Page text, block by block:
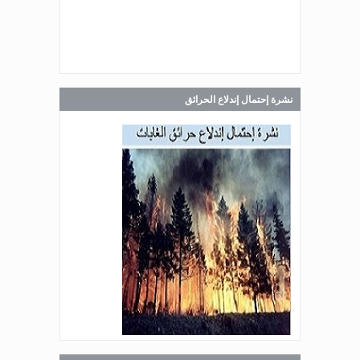
اللبناني البيان الآتي:
Jul 28, 2026
صدر عن دائرة الإعلام والعلاقات العامة
في المديرية العامة للدفاع المدني
اللبناني البيان الآتي:
Jul 27, 2026
صدر عن دائرة الإعلام والعلاقات العامة
في المديرية العامة للدفاع المدني
اللبناني البيان الآتي:
نشرة إحتمال إندلاع الحرائق